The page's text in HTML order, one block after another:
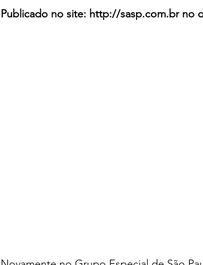
Publicado no site: http://sasp.com.br no